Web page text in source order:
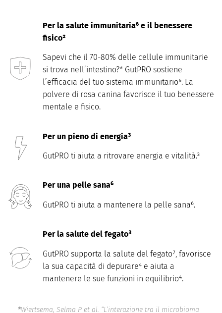
Per la salute immunitaria⁶ e il benessere
fisico²
Sapevi che il 70-80% delle cellule immunitarie
si trova nell’intestino?* GutPRO sostiene
l’efficacia del tuo sistema immunitario⁶. La
polvere di rosa canina favorisce il tuo benessere
mentale e fisico.
Per un pieno di energia³
GutPRO ti aiuta a ritrovare energia e vitalità.³
Per una pelle sana⁶
GutPRO ti aiuta a mantenere la pelle sana⁶.
Per la salute del fegato³
GutPRO supporta la salute del fegato⁷, favorisce
la sua capacità di depurare⁴ e aiuta a
mantenere le sue funzioni in equilibrio⁴.
*Wiertsema, Selma P et al. “L’interazione tra il microbioma